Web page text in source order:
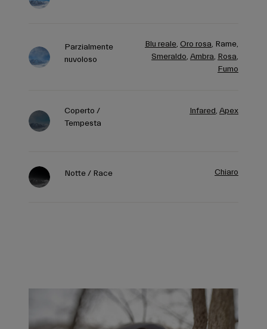
Parzialmente
nuvoloso
Blu reale, Oro rosa, Rame,
Smeraldo, Ambra, Rosa,
Fumo
Coperto /
Tempesta
Infared, Apex
Notte / Race Chiaro